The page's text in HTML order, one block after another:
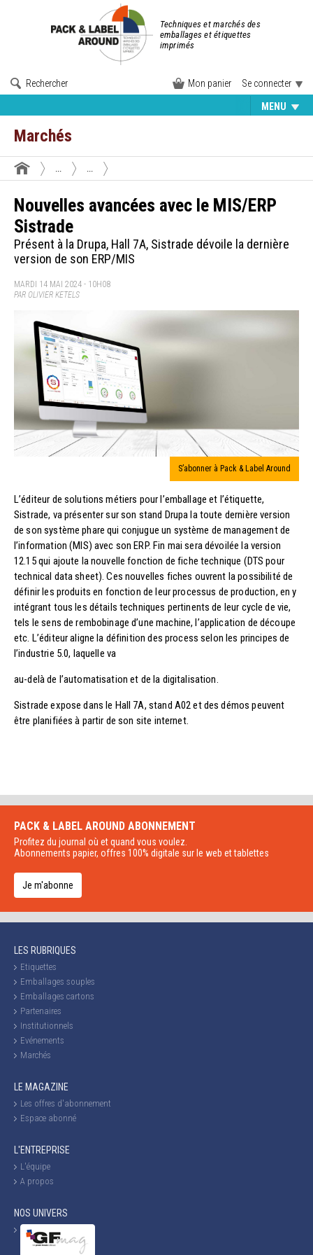
Techniques et marchés des
emballages et étiquettes
imprimés
Rechercher Mon panier Se connecter
MENU
Marchés
Nouvelles avancées avec le MIS/ERP
Sistrade
Présent à la Drupa, Hall 7A, Sistrade dévoile la dernière
version de son ERP/MIS
MARDI 14 MAI 2024 - 10H08
PAR OLIVIER KETELS
S’abonner à Pack & Label Around
L’éditeur de solutions métiers pour l’emballage et l’étiquette,
Sistrade, va présenter sur son stand Drupa la toute dernière version
de son système phare qui conjugue un système de management de
l’information (MIS) avec son ERP. Fin mai sera dévoilée la version
12.15 qui ajoute la nouvelle fonction de fiche technique (DTS pour
technical data sheet). Ces nouvelles fiches ouvrent la possibilité de
définir les produits en fonction de leur processus de production, en y
intégrant tous les détails techniques pertinents de leur cycle de vie,
tels le sens de rembobinage d’une machine, l’application de découpe
etc. L’éditeur aligne la définition des process selon les principes de
l’industrie 5.0, laquelle va
au-delà de l’automatisation et de la digitalisation.
Sistrade expose dans le Hall 7A, stand A02 et des démos peuvent
être planifiées à partir de son site internet.
PACK & LABEL AROUND ABONNEMENT
Profitez du journal où et quand vous voulez.
Abonnements papier, offres 100% digitale sur le web et tablettes
Je m'abonne
LES RUBRIQUES
Etiquettes
Emballages souples
Emballages cartons
Partenaires
Institutionnels
Evénements
Marchés
LE MAGAZINE
Les offres d'abonnement
Espace abonné
L'ENTREPRISE
L'équipe
A propos
NOS UNIVERS